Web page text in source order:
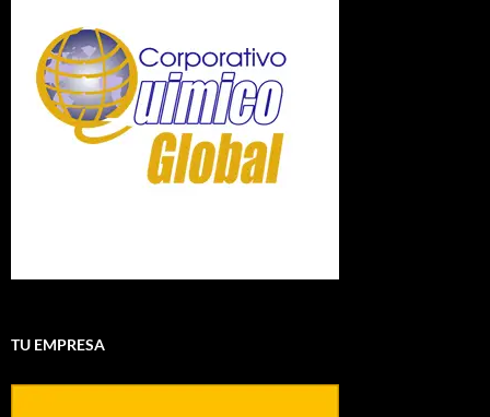
TU EMPRESA